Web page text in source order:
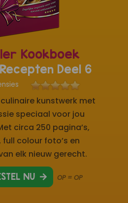
Kookboek
Deel 6
kunstwerk met
speciaal voor jou
circa 250 pagina’s,
colour foto’s en
elk nieuw gerecht.
NU OP = OP